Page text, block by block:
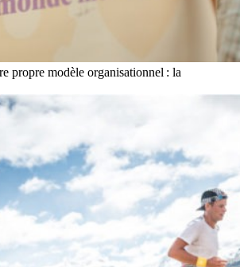
propre modèle organisationnel : la